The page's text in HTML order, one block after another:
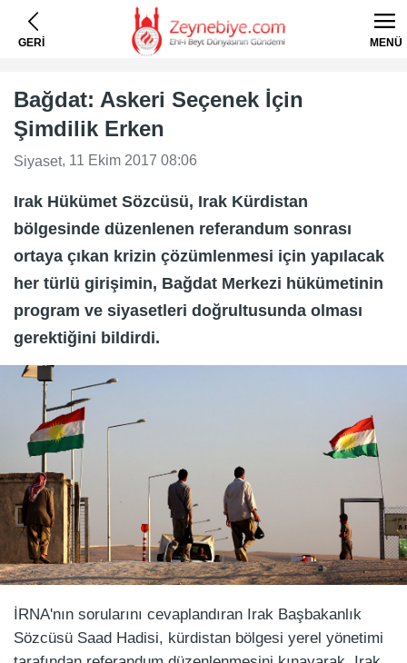
GERİ MENÜ
Bağdat: Askeri Seçenek İçin
Şimdilik Erken
Siyaset, 11 Ekim 2017 08:06
Irak Hükümet Sözcüsü, Irak Kürdistan
bölgesinde düzenlenen referandum sonrası
ortaya çıkan krizin çözümlenmesi için yapılacak
her türlü girişimin, Bağdat Merkezi hükümetinin
program ve siyasetleri doğrultusunda olması
gerektiğini bildirdi.
İRNA'nın sorularını cevaplandıran Irak Başbakanlık
Sözcüsü Saad Hadisi, kürdistan bölgesi yerel yönetimi